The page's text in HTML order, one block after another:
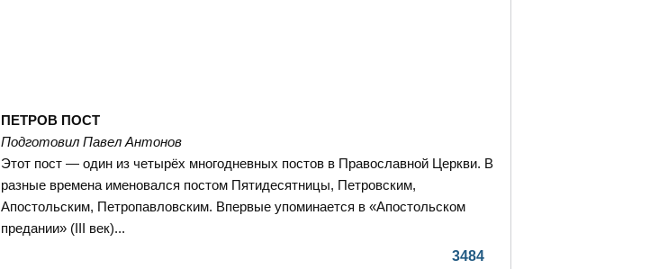
ПЕТРОВ ПОСТ
Подготовил Павел Антонов
Этот пост — один из четырёх многодневных постов в Православной Церкви. В
разные времена именовался постом Пятидесятницы, Петровским,
Апостольским, Петропавловским. Впервые упоминается в «Апостольском
предании» (III век)...
3484